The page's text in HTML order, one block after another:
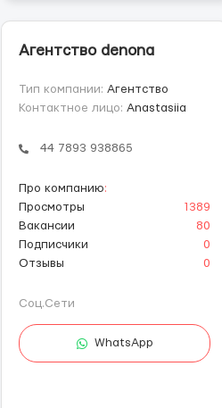
Агентство denona
Тип компании: Агентство
Контактное лицо: Anastasiia
44 7893 938865
Про компанию:
Просмотры
1389
Вакансии
80
Подписчики
0
Отзывы
0
Соц.Сети
WhatsApp